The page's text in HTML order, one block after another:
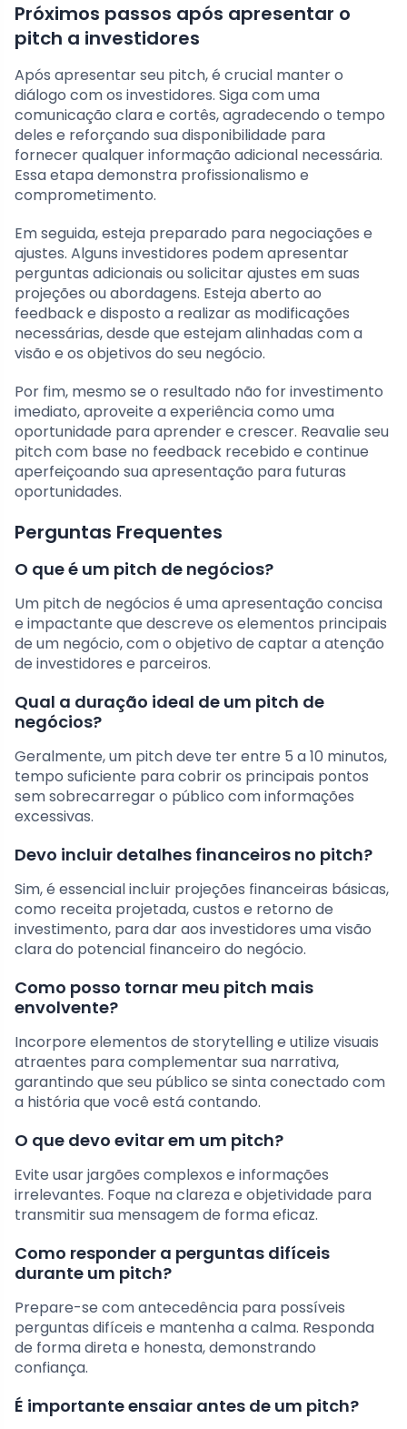
Próximos passos após apresentar o
pitch a investidores
Após apresentar seu pitch, é crucial manter o
diálogo com os investidores. Siga com uma
comunicação clara e cortês, agradecendo o tempo
deles e reforçando sua disponibilidade para
fornecer qualquer informação adicional necessária.
Essa etapa demonstra profissionalismo e
comprometimento.
Em seguida, esteja preparado para negociações e
ajustes. Alguns investidores podem apresentar
perguntas adicionais ou solicitar ajustes em suas
projeções ou abordagens. Esteja aberto ao
feedback e disposto a realizar as modificações
necessárias, desde que estejam alinhadas com a
visão e os objetivos do seu negócio.
Por fim, mesmo se o resultado não for investimento
imediato, aproveite a experiência como uma
oportunidade para aprender e crescer. Reavalie seu
pitch com base no feedback recebido e continue
aperfeiçoando sua apresentação para futuras
oportunidades.
Perguntas Frequentes
O que é um pitch de negócios?
Um pitch de negócios é uma apresentação concisa
e impactante que descreve os elementos principais
de um negócio, com o objetivo de captar a atenção
de investidores e parceiros.
Qual a duração ideal de um pitch de
negócios?
Geralmente, um pitch deve ter entre 5 a 10 minutos,
tempo suficiente para cobrir os principais pontos
sem sobrecarregar o público com informações
excessivas.
Devo incluir detalhes financeiros no pitch?
Sim, é essencial incluir projeções financeiras básicas,
como receita projetada, custos e retorno de
investimento, para dar aos investidores uma visão
clara do potencial financeiro do negócio.
Como posso tornar meu pitch mais
envolvente?
Incorpore elementos de storytelling e utilize visuais
atraentes para complementar sua narrativa,
garantindo que seu público se sinta conectado com
a história que você está contando.
O que devo evitar em um pitch?
Evite usar jargões complexos e informações
irrelevantes. Foque na clareza e objetividade para
transmitir sua mensagem de forma eficaz.
Como responder a perguntas difíceis
durante um pitch?
Prepare-se com antecedência para possíveis
perguntas difíceis e mantenha a calma. Responda
de forma direta e honesta, demonstrando
confiança.
É importante ensaiar antes de um pitch?